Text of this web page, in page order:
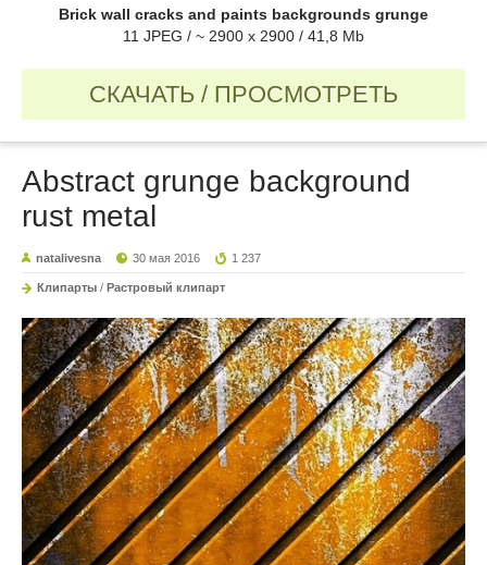
Brick wall cracks and paints backgrounds grunge
11 JPEG / ~ 2900 x 2900 / 41,8 Mb
СКАЧАТЬ / ПРОСМОТРЕТЬ
Abstract grunge background
rust metal
natalivesna 30 мая 2016 1 237
Клипарты / Растровый клипарт